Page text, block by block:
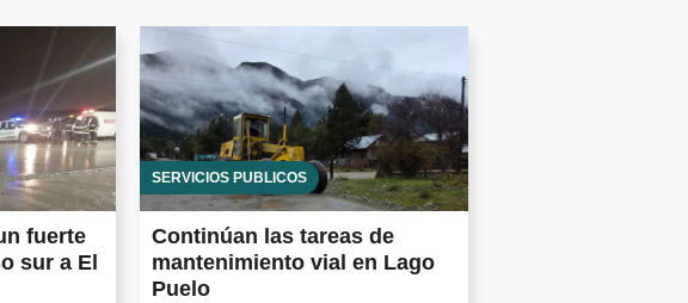
fuerte
sur a El
SERVICIOS PÚBLICOS
Continúan las tareas de
mantenimiento vial en Lago
Puelo